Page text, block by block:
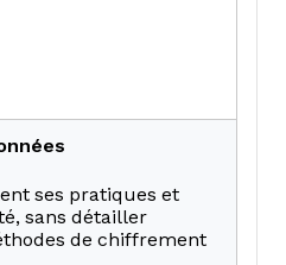
ses pratiques et
sans détailler
de chiffrement